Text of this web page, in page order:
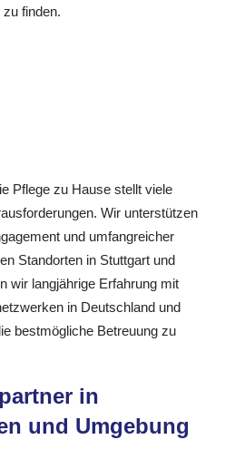
zu finden.
Pflege zu Hause stellt viele
Wir unterstützen
und umfangreicher
Standorten in Stuttgart und
wir langjährige Erfahrung mit
in Deutschland und
bestmögliche Betreuung zu
in
und Umgebung